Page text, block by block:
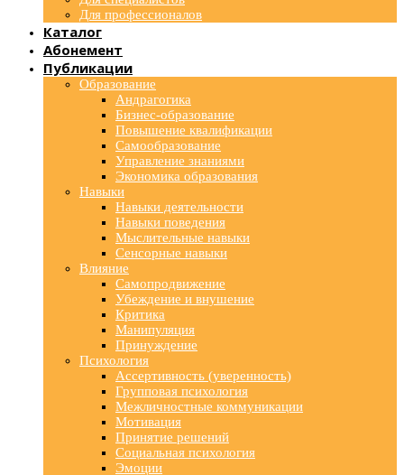
Для профессионалов
Каталог
Абонемент
Публикации
Образование
Андрагогика
Бизнес-образование
Повышение квалификации
Самообразование
Управление знаниями
Экономика образования
Навыки
Навыки деятельности
Навыки поведения
Мыслительные навыки
Сенсорные навыки
Влияние
Самопродвижение
Убеждение и внушение
Критика
Манипуляция
Принуждение
Психология
Ассертивность (уверенность)
Групповая психология
Межличностные коммуникации
Мотивация
Принятие решений
Социальная психология
Эмоции